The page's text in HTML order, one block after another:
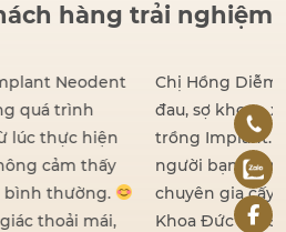
hàng trải nghiệm
mất răng khá lâu nhưng vì sợ
nên chưa từng nghĩ đến việc
một ngày, nhờ lời giới thiệu của
biết đến BS Hồ Đình Đức –
Implant hạn chế đau tại Nha
buổi tư vấn, chị đã quyết định